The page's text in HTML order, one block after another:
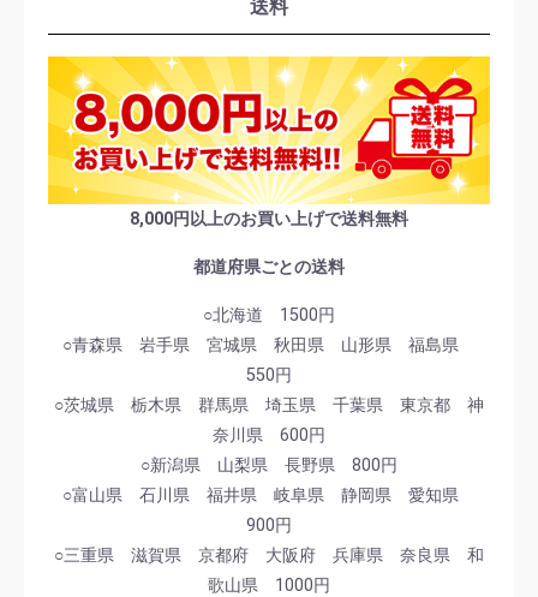
送料
8,000円以上のお買い上げで送料無料
都道府県ごとの送料
○北海道 1500円
○青森県 岩手県 宮城県 秋田県 山形県 福島県
550円
○茨城県 栃木県 群馬県 埼玉県 千葉県 東京都 神
奈川県 600円
○新潟県 山梨県 長野県 800円
○富山県 石川県 福井県 岐阜県 静岡県 愛知県
900円
○三重県 滋賀県 京都府 大阪府 兵庫県 奈良県 和
歌山県 1000円